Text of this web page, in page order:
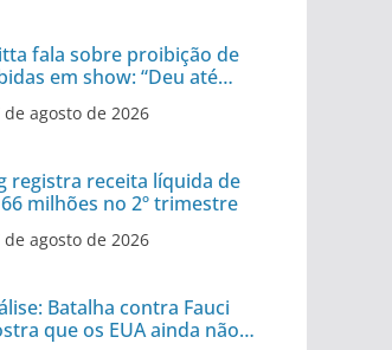
fala sobre proibição de
em show: “Deu até
de agosto de 2026
registra receita líquida de
66 milhões no 2º trimestre
de agosto de 2026
Batalha contra Fauci
que os EUA ainda não